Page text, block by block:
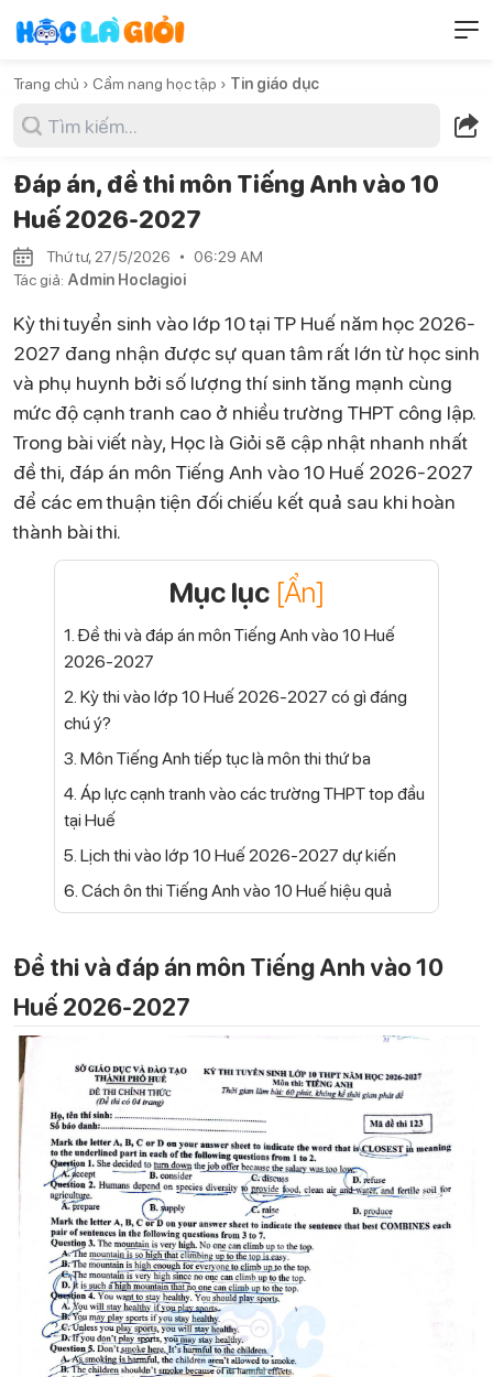
Trang chủ › Cẩm nang học tập › Tin giáo dục
Đáp án, đề thi môn Tiếng Anh vào 10
Huế 2026-2027
Thứ tư, 27/5/2026
06:29 AM
Tác giả: Admin Hoclagioi
Kỳ thi tuyển sinh vào lớp 10 tại TP Huế năm học 2026-
2027 đang nhận được sự quan tâm rất lớn từ học sinh
và phụ huynh bởi số lượng thí sinh tăng mạnh cùng
mức độ cạnh tranh cao ở nhiều trường THPT công lập.
Trong bài viết này, Học là Giỏi sẽ cập nhật nhanh nhất
đề thi, đáp án môn Tiếng Anh vào 10 Huế 2026-2027
để các em thuận tiện đối chiếu kết quả sau khi hoàn
thành bài thi.
Mục lục [Ẩn]
1. Đề thi và đáp án môn Tiếng Anh vào 10 Huế
2026-2027
2. Kỳ thi vào lớp 10 Huế 2026-2027 có gì đáng
chú ý?
3. Môn Tiếng Anh tiếp tục là môn thi thứ ba
4. Áp lực cạnh tranh vào các trường THPT top đầu
tại Huế
5. Lịch thi vào lớp 10 Huế 2026-2027 dự kiến
6. Cách ôn thi Tiếng Anh vào 10 Huế hiệu quả
Đề thi và đáp án môn Tiếng Anh vào 10
Huế 2026-2027